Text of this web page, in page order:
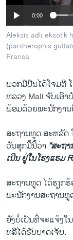
ທຸລະກິດ
ພາສາອັງກິດ
ວີດີໂອ
ສຽງ
ລາຍການກະຈາຍສ
ລາຍງານ
ຕິດຕາມພວກເຮົາ ທີ່
ພາສາຕ່າງໆ
0:00
Aleksis adlı eksotik
(pantherophis
Fransa.
ພວກ​ມື​ປືນ​ໄດ້​ໂຈມ​ຕີ
ຫລວງ Mali ຈັບ​ເອົ
ພ້ອມ​ດ້ວຍ​ພະນັກງາ
ສະຖານທູດ ສະຫລັດ
ວັນ​ສຸກ​ມື້​ນີ້​ວ່າ “ສະຖ
ເນີນ​ ຢູ່​ໃນໂຮງ​ແຮມ
ສະຖານທູດ ໄດ້​ຮຽກ
ພະນັກງານ​ສະຖານທູ
ຍັງ​ບໍ່​ເປັນ​ທີ່ຈະ​ແຈ້ງ​
ຫລື​ໄດ້​ຮັບ​ບາດ​ເຈັບ.